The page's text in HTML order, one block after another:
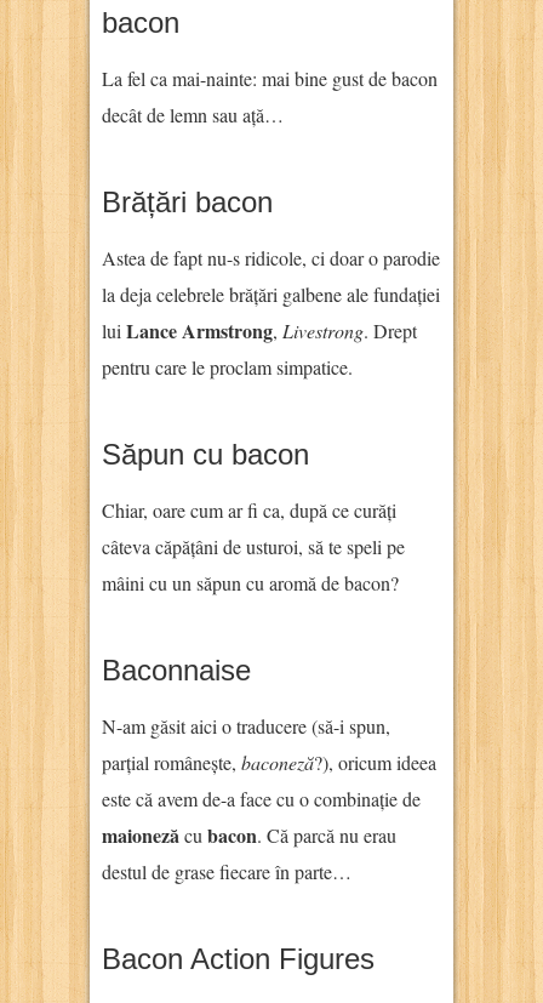
bacon
La fel ca mai-nainte: mai bine gust de bacon
decât de lemn sau ață…
Brățări bacon
Astea de fapt nu-s ridicole, ci doar o parodie
la deja celebrele brățări galbene ale fundației
lui Lance Armstrong, Livestrong. Drept
pentru care le proclam simpatice.
Săpun cu bacon
Chiar, oare cum ar fi ca, după ce curăți
câteva căpățâni de usturoi, să te speli pe
mâini cu un săpun cu aromă de bacon?
Baconnaise
N-am găsit aici o traducere (să-i spun,
parțial românește, baconeză?), oricum ideea
este că avem de-a face cu o combinație de
maionezăcu bacon. Că parcă nu erau
destul de grase fiecare în parte…
Bacon Action Figures